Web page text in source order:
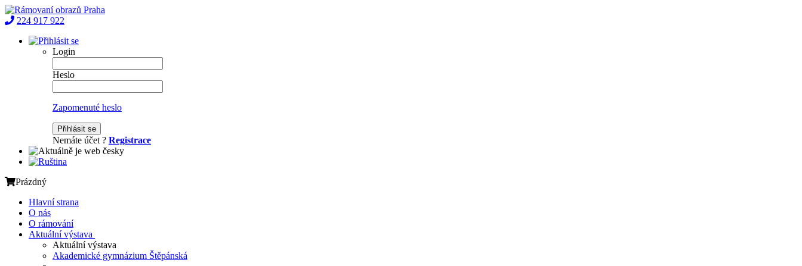
224 917 922
Login
Heslo
Zapomenuté heslo
Přihlásit se
Nemáte účet ? Registrace
Prázdný
Hlavní strana
O nás
O rámování
Aktuální výstava
Aktuální výstava
Akademické gymnázium Štěpánská